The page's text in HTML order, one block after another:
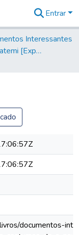
Entrar
Interessantes
Volume 08 - Iguatemi [Expedições para proteção e sustento]
documentos-